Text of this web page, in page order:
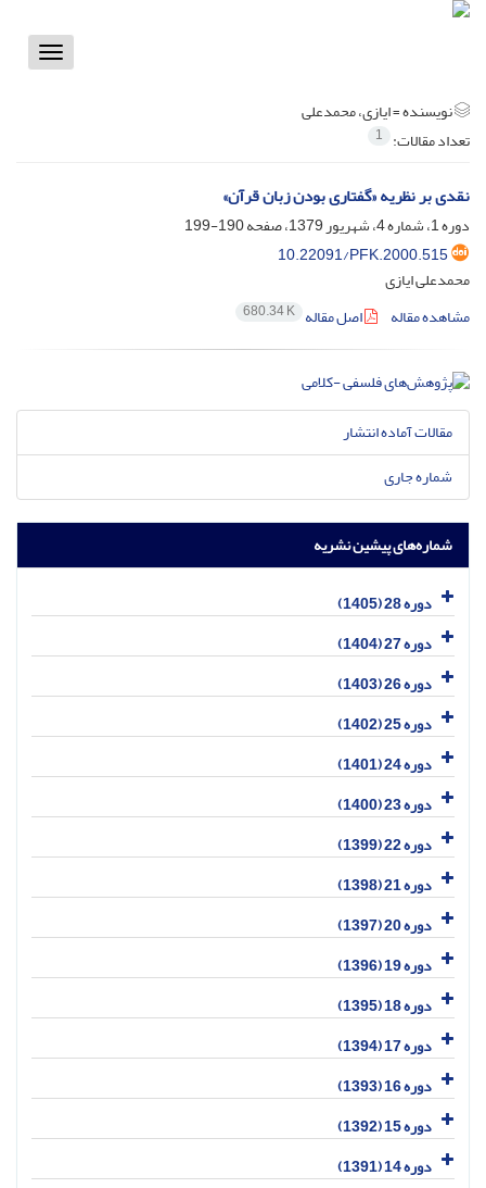
Toggle
نویسنده =ایازی، محمدعلی
تعداد مقالات: 1
نقدی بر نظریه «گفتاری بودن زبان قرآن»
دوره 1، شماره 4، شهریور 1379، صفحه
190-199
10.22091/PFK.2000.515
محمدعلی ایازی
مشاهده مقاله
اصل مقاله 680.34 K
مقالات آماده انتشار
شماره جاری
شماره‌های پیشین نشریه
دوره 28 (1405)
دوره 27 (1404)
دوره 26 (1403)
دوره 25 (1402)
دوره 24 (1401)
دوره 23 (1400)
دوره 22 (1399)
دوره 21 (1398)
دوره 20 (1397)
دوره 19 (1396)
دوره 18 (1395)
دوره 17 (1394)
دوره 16 (1393)
دوره 15 (1392)
دوره 14 (1391)